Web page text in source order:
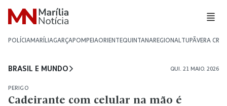
POLÍCIAMARÍLIAGARÇAPOMPEIAORIENTEQUINTANAREGIONALTUPÃVERA CRUZ
BRASIL E MUNDO QUI. 21 MAIO. 2026
PERIGO
Cadeirante com celular na mão é